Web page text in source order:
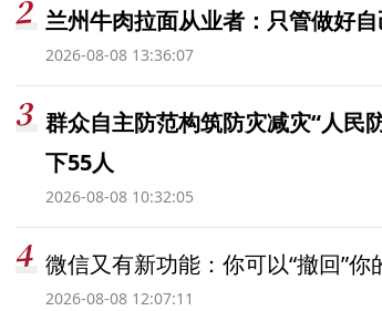
兰州牛肉拉面从业者：只管做好
2026-08-08 13:36:07
群众自主防范构筑防灾减灾“人民
下55人
2026-08-08 10:32:05
微信又有新功能：你可以“撤回”你
2026-08-08 12:07:11